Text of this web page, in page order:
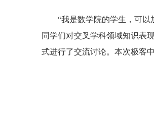
“我是数学院的学生，可以
同学们对交叉学科领域知识表
式进行了交流讨论。本次极客